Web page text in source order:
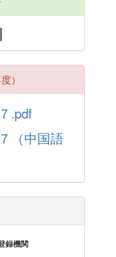
）
.pdf
（中国語
録機関